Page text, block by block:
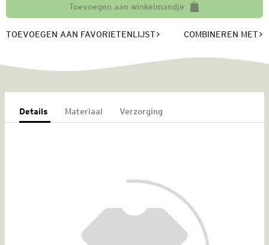
Toevoegen aan winkelmandje
TOEVOEGEN AAN FAVORIETENLIJST COMBINEREN MET
Details Materiaal Verzorging